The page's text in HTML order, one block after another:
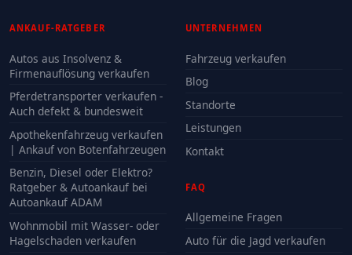
ANKAUF-RATGEBER
Autos aus Insolvenz &
Firmenauflösung verkaufen
Pferdetransporter verkaufen -
Auch defekt & bundesweit
Apothekenfahrzeug verkaufen
| Ankauf von Botenfahrzeugen
Benzin, Diesel oder Elektro?
Ratgeber & Autoankauf bei
Autoankauf ADAM
Wohnmobil mit Wasser- oder
Hagelschaden verkaufen
UNTERNEHMEN
Fahrzeug verkaufen
Blog
Standorte
Leistungen
Kontakt
FAQ
Allgemeine Fragen
Auto für die Jagd verkaufen